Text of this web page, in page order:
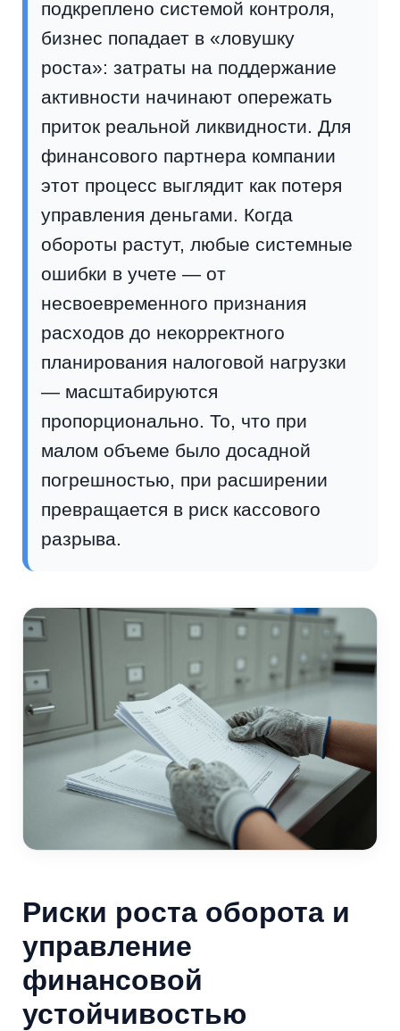
подкреплено системой контроля,
бизнес попадает в «ловушку
роста»: затраты на поддержание
активности начинают опережать
приток реальной ликвидности. Для
финансового партнера компании
этот процесс выглядит как потеря
управления деньгами. Когда
обороты растут, любые системные
ошибки в учете — от
несвоевременного признания
расходов до некорректного
планирования налоговой нагрузки
— масштабируются
пропорционально. То, что при
малом объеме было досадной
погрешностью, при расширении
превращается в риск кассового
разрыва.
Риски роста оборота и
управление
финансовой
устойчивостью